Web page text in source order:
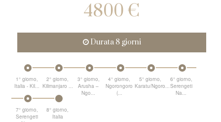
4800 €
Durata 8 giorni
1° giorno,
Italia - Kil...
2° giorno,
Kilimanjaro ...
3° giorno,
Arusha –
Ngo...
4° giorno,
Ngorongoro
(...
5° giorno,
Karatu/Ngoro...
6° giorno,
Serengeti
Na...
7° giorno,
Serengeti
8° giorno,
Italia